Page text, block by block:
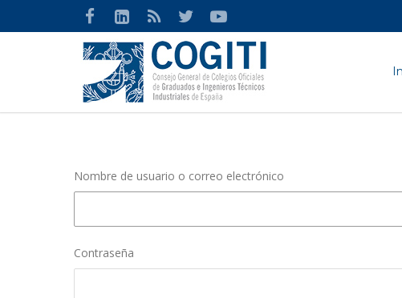
Nombre de usuario o correo electrónico
Contraseña